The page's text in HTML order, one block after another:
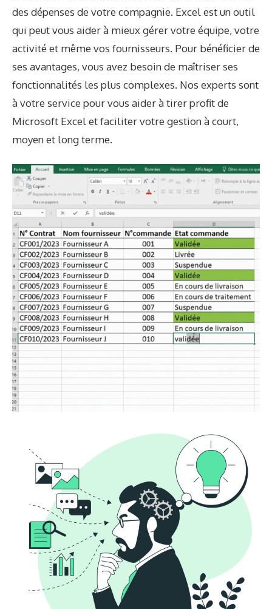
des dépenses de votre compagnie. Excel est un outil
qui peut vous aider à mieux gérer votre équipe, votre
activité et même vos fournisseurs. Pour bénéficier de
ses avantages, vous avez besoin de maîtriser ses
fonctionnalités les plus complexes. Nos experts sont
à votre service pour vous aider à tirer profit de
Microsoft Excel et faciliter votre gestion à court,
moyen et long terme.